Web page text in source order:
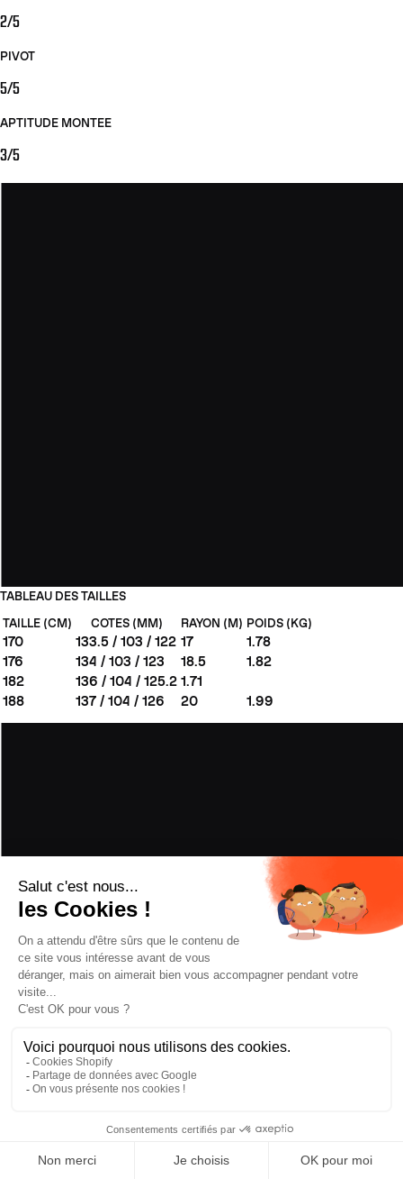
2/5
PIVOT
5/5
APTITUDE MONTEE
3/5
TABLEAU DES TAILLES
TAILLE (CM)
COTES (MM) RAYON (M) POIDS (KG)
170 133.5 / 103 / 122 17
1.78
176
134 / 103 / 123 18.5
1.82
182
136 / 104 / 125.2 1.71
188
137 / 104 / 126 20 1.99